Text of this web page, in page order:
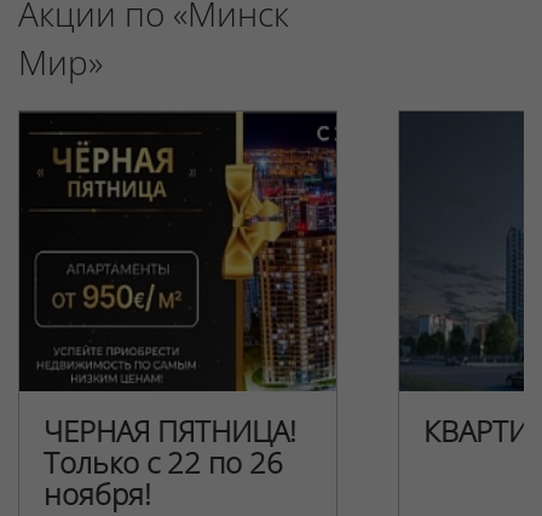
Акции по «Минск
Мир»
ЧЕРНАЯ ПЯТНИЦА!
Только с 22 по 26
ноября!